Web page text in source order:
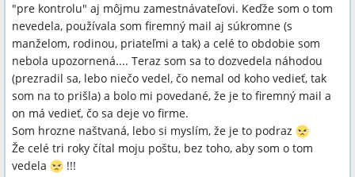
"pre kontrolu" aj môjmu zamestnávateľovi. Keďže som o tom
nevedela, používala som firemný mail aj súkromne (s
manželom, rodinou, priateľmi a tak) a celé to obdobie som
nebola upozornená.... Teraz som sa to dozvedela náhodou
(prezradil sa, lebo niečo vedel, čo nemal od koho vedieť, tak
som na to prišla) a bolo mi povedané, že je to firemný mail a
on má vedieť, čo sa deje vo firme.
Som hrozne naštvaná, lebo si myslím, že je to podraz
Že celé tri roky čítal moju poštu, bez toho, aby som o tom
vedela
!!!